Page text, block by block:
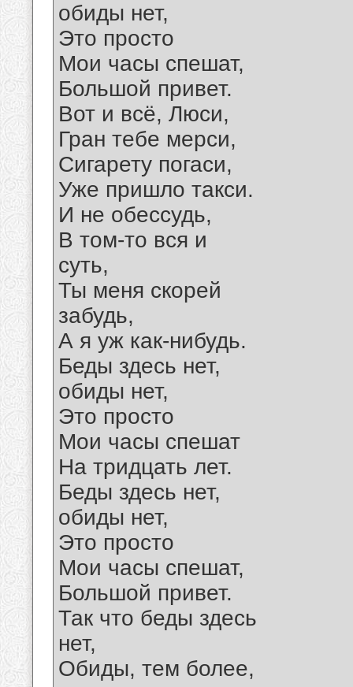
обиды нет,
Это просто
Мои часы спешат,
Большой привет.
Вот и всё, Люси,
Гран тебе мерси,
Сигарету погаси,
Уже пришло такси.
И не обессудь,
В том-то вся и
суть,
Ты меня скорей
забудь,
А я уж как-нибудь.
Беды здесь нет,
обиды нет,
Это просто
Мои часы спешат
На тридцать лет.
Беды здесь нет,
обиды нет,
Это просто
Мои часы спешат,
Большой привет.
Так что беды здесь
нет,
Обиды, тем более,